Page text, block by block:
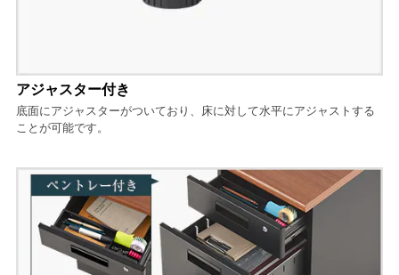
アジャスター付き
底面にアジャスターがついており、床に対して水平にアジャストする
ことが可能です。